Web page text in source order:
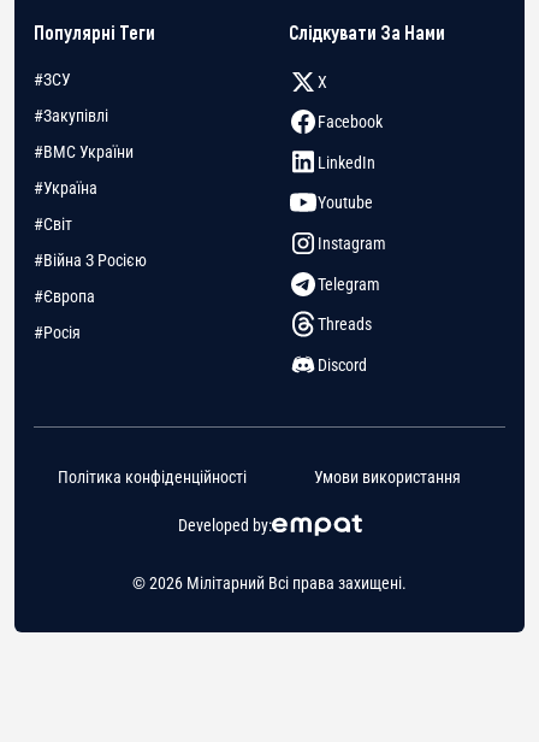
Популярні Теги
#ЗСУ
#Закупівлі
#ВМС України
#Україна
#Світ
#Війна З Росією
#Європа
#Росія
Слідкувати За Нами
X
Facebook
LinkedIn
Youtube
Instagram
Telegram
Threads
Discord
© 2026 Мілітарний Всі права захищені.
Developed by:
Політика конфіденційності Умови використання